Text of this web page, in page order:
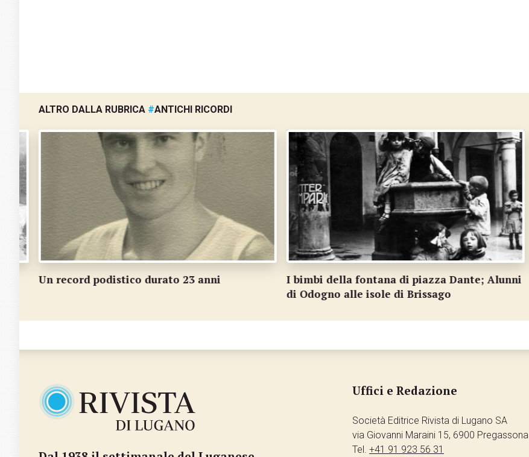
ALTRO DALLA RUBRICA #ANTICHI RICORDI
I bimbi della fontana di piazza Dante; Alunni
Scuola reclute a Bellinzona nel 1957
Uffici e Redazione
Società Editrice Rivista di Lugano SA
via Giovanni Maraini 15, 6900 Pregassona
Tel. +41 91 923 56 31